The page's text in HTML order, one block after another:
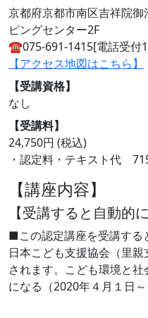
京都府京都市南区吉祥院
ピングセンター2F
☎︎075-691-1415[電話受付
【アクセス地図はこちら】
【受講資格】
なし
【受講料】
24,750円 (税込)
・認定料・テキスト代
【講座内容】
【受講すると自動的
■この認定講座を受講する
日本こども支援協会（里
されます。こども環境と
になる（2020年４月１日～